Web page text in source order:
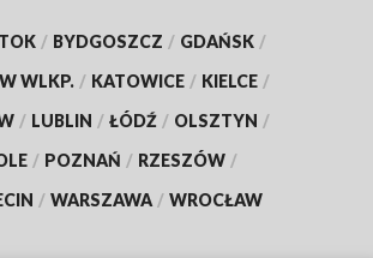
/ BYDGOSZCZ / GDAŃSK /
WLKP. / KATOWICE / KIELCE /
/ LUBLIN / ŁÓDŹ / OLSZTYN /
/ POZNAŃ / RZESZÓW /
/ WARSZAWA / WROCŁAW